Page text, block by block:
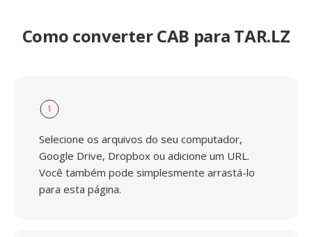
Como converter CAB para TAR.LZ
1
Selecione os arquivos do seu computador,
Google Drive, Dropbox ou adicione um URL.
Você também pode simplesmente arrastá-lo
para esta página.